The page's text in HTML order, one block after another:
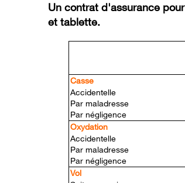
Un contrat d'assurance
et tablette.
Casse
Accidentelle
Par maladresse
Par négligence
Oxydation
Accidentelle
Par maladresse
Par négligence
Vol